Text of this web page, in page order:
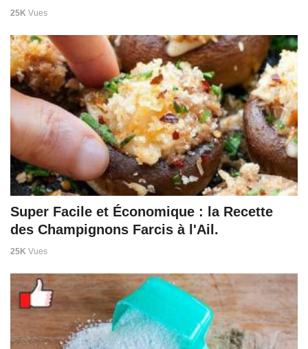
25K Vues
Super Facile et Économique : la Recette
des Champignons Farcis à l'Ail.
25K Vues